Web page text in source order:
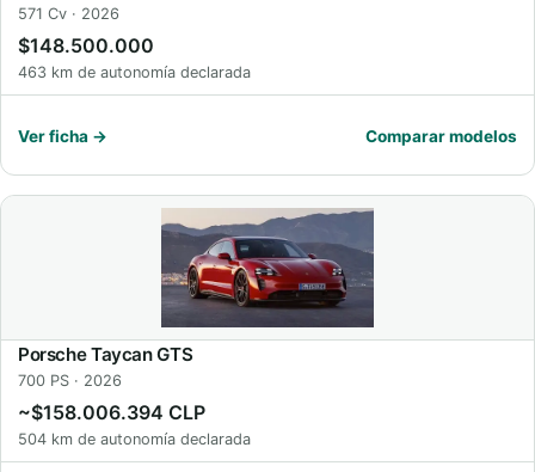
571 Cv · 2026
$148.500.000
463 km de autonomía declarada
Ver ficha → Comparar modelos
Porsche Taycan GTS
700 PS · 2026
~$158.006.394 CLP
504 km de autonomía declarada